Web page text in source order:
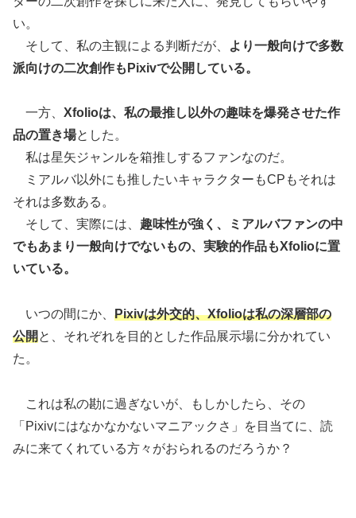
い。
そして、私の主観による判断だが、
より一般向けで多数
派向けの二次創作もPixivで公開している。
一方、 Xfolioは、私の最推し以外の趣味を爆発させた作
品の置き場とした。
私は星矢ジャンルを箱推しするファンなのだ。
ミアルバ以外にも推したいキャラクターもCPもそれは
それは多数ある。
そして、実際には、 趣味性が強く、ミアルバファンの中
でもあまり一般向けでないもの、実験的作品もXfolioに置
いている。
いつの間にか、 Pixivは外交的、Xfolioは私の深層部の
公開と、それぞれを目的とした作品展示場に分かれてい
た。
これは私の勘に過ぎないが、もしかしたら、その
「Pixivにはなかなかないマニアックさ」を目当てに、読
みに来てくれている方々がおられるのだろうか？